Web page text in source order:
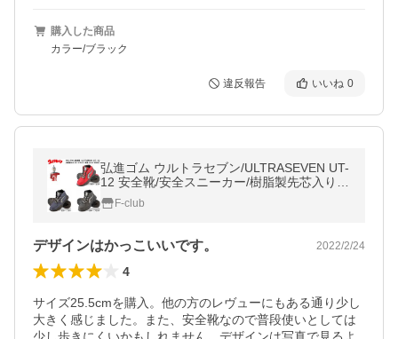
購入した商品
カラー/ブラック
違反報告 いいね 0
弘進ゴム ウルトラセブン/ULTRASEVEN UT-
12 安全靴/安全スニーカー/樹脂製先芯入り/
ミドルカットモデル/3E/軽量設計/はっ水/デ
ニム/シューズ/作業靴/スニーカー
F-club
デザインはかっこいいです。 2022/2/24
4
サイズ25.5cmを購入。他の方のレヴューにもある通り少し
大きく感じました。また、安全靴なので普段使いとしては